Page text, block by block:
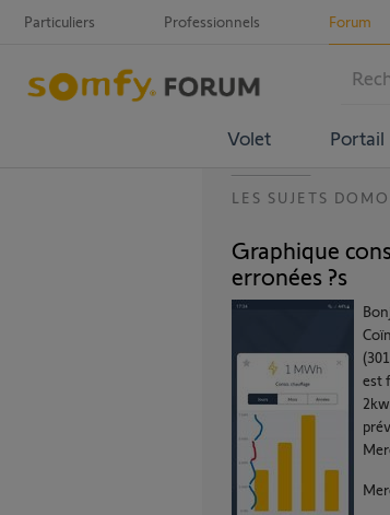
Particuliers Professionnels Forum
Volet Portail
LES SUJETS
Graphique
erronées ?s
est